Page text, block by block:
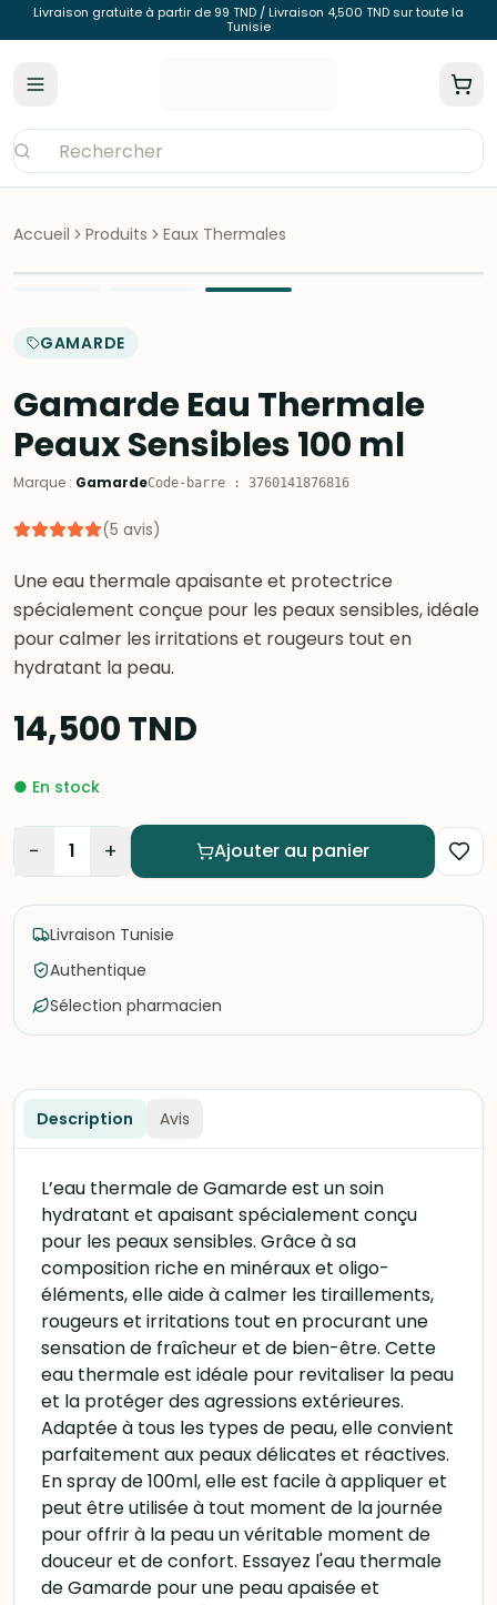
Livraison gratuite à partir de 99 TND / Livraison 4,500 TND sur toute la
Tunisie
Accueil Produits Eaux Thermales
GAMARDE
Gamarde Eau Thermale
Peaux Sensibles 100 ml
Marque : GamardeCode-barre : 3760141876816
(5 avis)
Une eau thermale apaisante et protectrice
spécialement conçue pour les peaux sensibles, idéale
pour calmer les irritations et rougeurs tout en
hydratant la peau.
14,500TND
● En stock
− 1 + Ajouter au panier
Livraison Tunisie
Authentique
Sélection pharmacien
Description Avis
L’eau thermale de Gamarde est un soin
hydratant et apaisant spécialement conçu
pour les peaux sensibles. Grâce à sa
composition riche en minéraux et oligo-
éléments, elle aide à calmer les tiraillements,
rougeurs et irritations tout en procurant une
sensation de fraîcheur et de bien-être. Cette
eau thermale est idéale pour revitaliser la peau
et la protéger des agressions extérieures.
Adaptée à tous les types de peau, elle convient
parfaitement aux peaux délicates et réactives.
En spray de 100ml, elle est facile à appliquer et
peut être utilisée à tout moment de la journée
pour offrir à la peau un véritable moment de
douceur et de confort. Essayez l'eau thermale
de Gamarde pour une peau apaisée et